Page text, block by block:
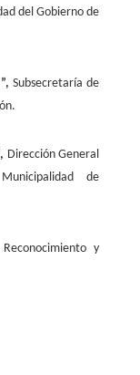
del Gobierno de
”,Subsecretaría de
Dirección General
de
y